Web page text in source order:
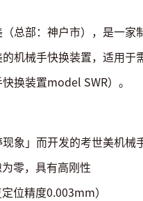
总部：神户市），是一
机械手快换装置，适用
换装置model SWR）。
象」而开发的考世美机
零，具有高刚性
位精度0.003mm）